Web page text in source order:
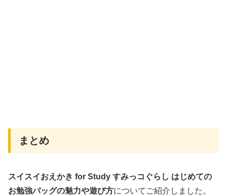
まとめ
スイスイおえかき for Study すみっコぐらし はじめての
お勉強バッグの魅力や遊び方についてご紹介しました。